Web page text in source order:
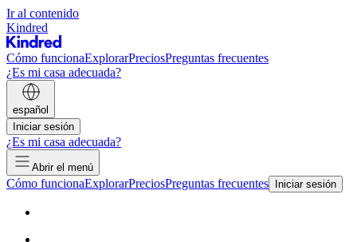
Ir al contenido
Kindred
Cómo funcionaExplorarPreciosPreguntas frecuentes
¿Es mi casa adecuada?
español
Iniciar sesión
¿Es mi casa adecuada?
Abrir el menú
Cómo funcionaExplorarPreciosPreguntas frecuentes Iniciar sesión